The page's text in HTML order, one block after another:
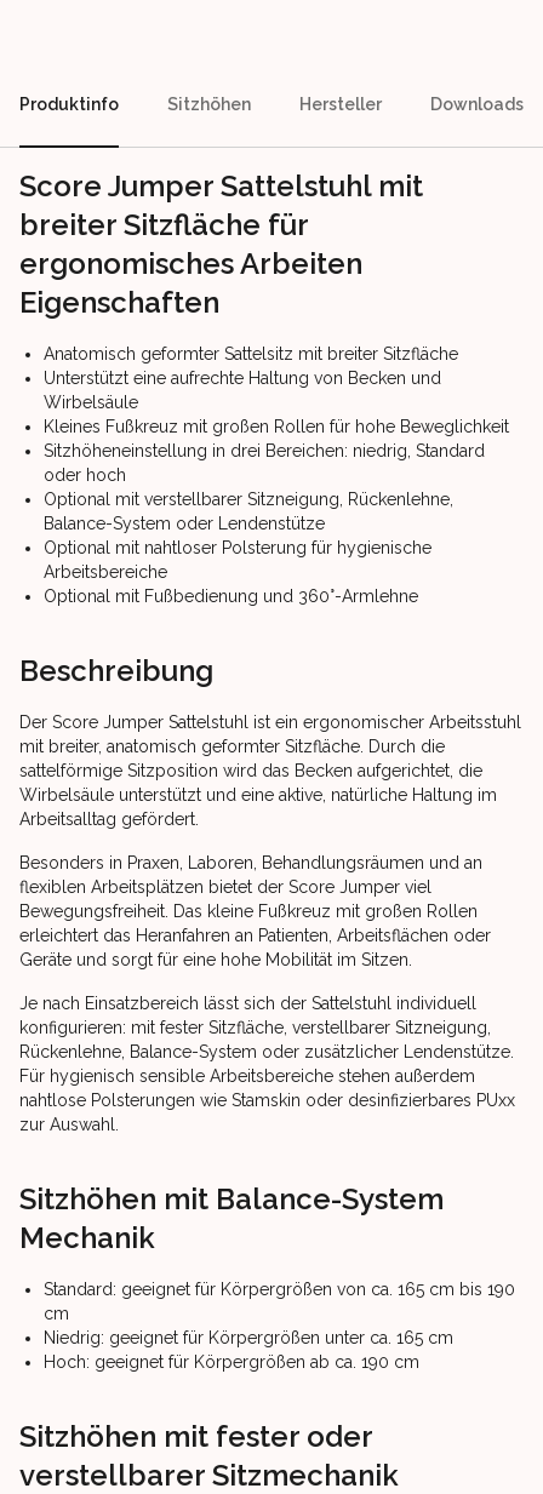
Produktinfo Sitzhöhen Hersteller Downloads
Score Jumper Sattelstuhl mit
breiter Sitzfläche für
ergonomisches Arbeiten
Eigenschaften
Anatomisch geformter Sattelsitz mit breiter Sitzfläche
Unterstützt eine aufrechte Haltung von Becken und
Wirbelsäule
Kleines Fußkreuz mit großen Rollen für hohe Beweglichkeit
Sitzhöheneinstellung in drei Bereichen: niedrig, Standard
oder hoch
Optional mit verstellbarer Sitzneigung, Rückenlehne,
Balance-System oder Lendenstütze
Optional mit nahtloser Polsterung für hygienische
Arbeitsbereiche
Optional mit Fußbedienung und 360°-Armlehne
Beschreibung
Der Score Jumper Sattelstuhl ist ein ergonomischer Arbeitsstuhl
mit breiter, anatomisch geformter Sitzfläche. Durch die
sattelförmige Sitzposition wird das Becken aufgerichtet, die
Wirbelsäule unterstützt und eine aktive, natürliche Haltung im
Arbeitsalltag gefördert.
Besonders in Praxen, Laboren, Behandlungsräumen und an
flexiblen Arbeitsplätzen bietet der Score Jumper viel
Bewegungsfreiheit. Das kleine Fußkreuz mit großen Rollen
erleichtert das Heranfahren an Patienten, Arbeitsflächen oder
Geräte und sorgt für eine hohe Mobilität im Sitzen.
Je nach Einsatzbereich lässt sich der Sattelstuhl individuell
konfigurieren: mit fester Sitzfläche, verstellbarer Sitzneigung,
Rückenlehne, Balance-System oder zusätzlicher Lendenstütze.
Für hygienisch sensible Arbeitsbereiche stehen außerdem
nahtlose Polsterungen wie Stamskin oder desinfizierbares PUxx
zur Auswahl.
Sitzhöhen mit Balance-System
Mechanik
Standard: geeignet für Körpergrößen von ca. 165 cm bis 190
cm
Niedrig: geeignet für Körpergrößen unter ca. 165 cm
Hoch: geeignet für Körpergrößen ab ca. 190 cm
Sitzhöhen mit fester oder
verstellbarer Sitzmechanik